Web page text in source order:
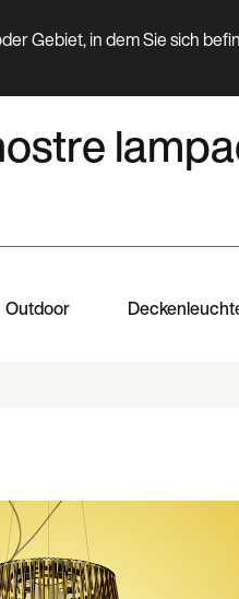
Gebiet, in dem Sie sich
Produkt
Outdoor